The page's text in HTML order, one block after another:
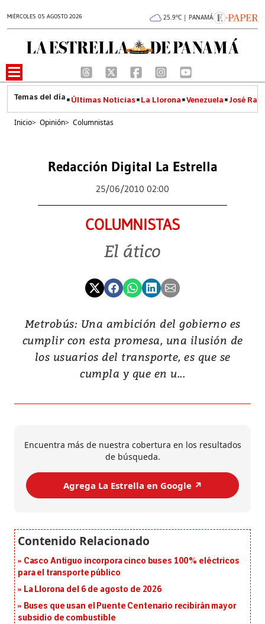
MIÉRCOLES 05 AGOSTO 2026 25.9°C | PANAMÁ
Últimas Noticias La Llorona Venezuela José
Inicio> Opinión> Columnistas
Redacción Digital La Estrella
25/06/2010 02:00
COLUMNISTAS
El ático
Metrobús: Una ambición del gobierno es
cumplir con esta promesa, una ilusión de
los usuarios del transporte, es que se
cumpla y que en u...
Encuentra más de nuestra cobertura en los resultados
de búsqueda.
Agrega La Estrella en Google ↗️
Casco Antiguo incorpora cinco buses 100% eléctricos
para el transporte público
La Llorona del 6 de agosto de 2026
Buses que usan el Puente Centenario recibirán mayor
subsidio de combustible